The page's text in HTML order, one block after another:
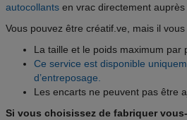
autocollants en vrac directement
Vous pouvez être créatif.ve, mais il
La taille et le poids maximum
Ce service est disponible
d’entreposage.
Les encarts ne peuvent pas être
Si vous choisissez de fabriquer